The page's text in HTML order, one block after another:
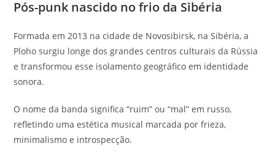
Pós-punk nascido no frio da Sibéria
Formada em 2013 na cidade de Novosibirsk, na Sibéria, a
Ploho surgiu longe dos grandes centros culturais da Rússia
e transformou esse isolamento geográfico em identidade
sonora.
O nome da banda significa “ruim” ou “mal” em russo,
refletindo uma estética musical marcada por frieza,
minimalismo e introspecção.